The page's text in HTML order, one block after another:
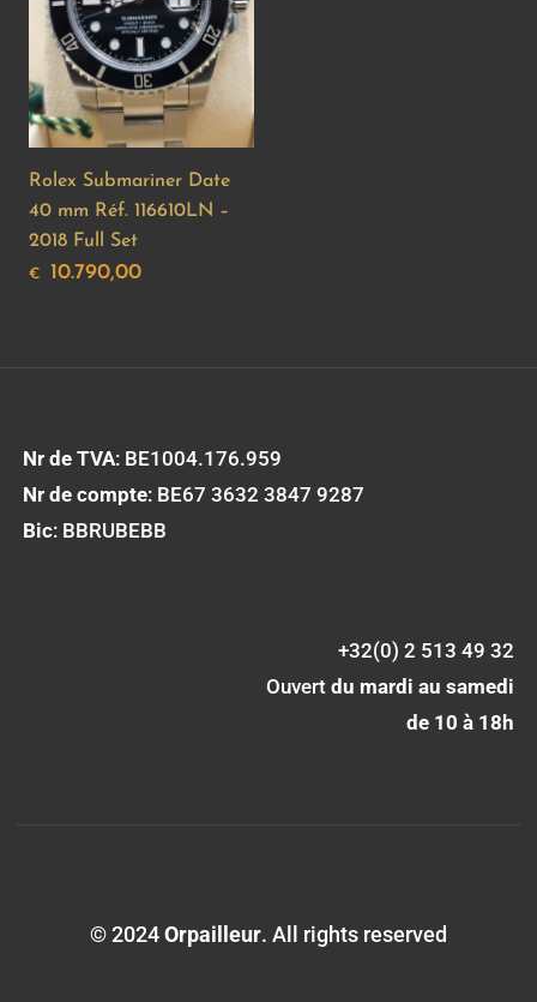
Rolex Submariner Date
40 mm Réf. 116610LN –
2018 Full Set
€ 10.790,00
Nr de TVA: BE1004.176.959
Nr de compte: BE67 3632 3847 9287
Bic: BBRUBEBB
+32(0) 2 513 49 32
Ouvert du mardi au samedi
de 10 à 18h
© 2024Orpailleur. All rights reserved